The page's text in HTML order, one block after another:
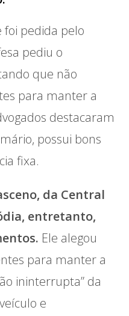
foi pedida pelo
pediu o
que não
para manter a
destacaram
possui bons
fixa.
da Central
entretanto,
Ele alegou
para manter a
ininterrupta” da
e